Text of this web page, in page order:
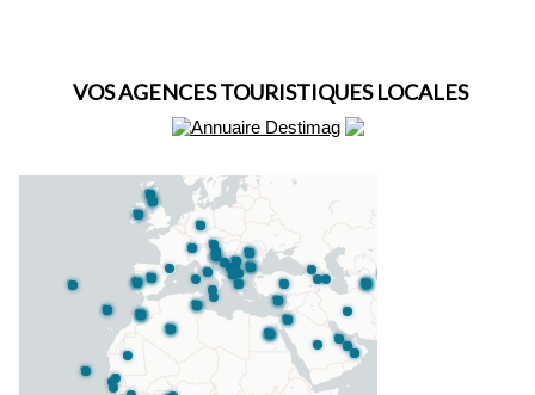
VOS AGENCES TOURISTIQUES LOCALES